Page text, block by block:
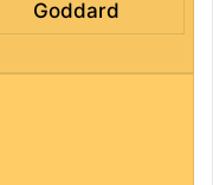
Goddard